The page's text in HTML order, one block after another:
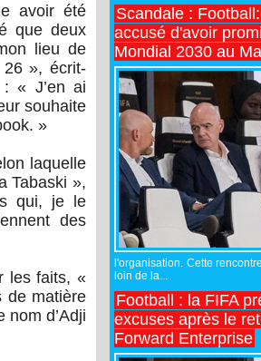
avoir été
que deux
lieu de
26 », écrit-
« J’en ai
souhaite
»
laquelle
Tabaski »,
qui, je le
des
les faits, «
de matière
d’Adji
Scandale :
accusé d'avoir
Mondial 2030 au
l'organisation. Cette
loin de la...
Football : la FIFA
excuses après le
Forward Enterprise